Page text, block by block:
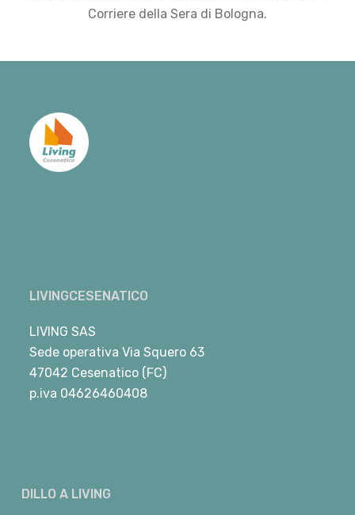
Corriere della Sera di Bologna.
LIVINGCESENATICO
LIVING SAS
Sede operativa Via Squero 63
47042 Cesenatico (FC)
p.iva 04626460408
DILLO A LIVING